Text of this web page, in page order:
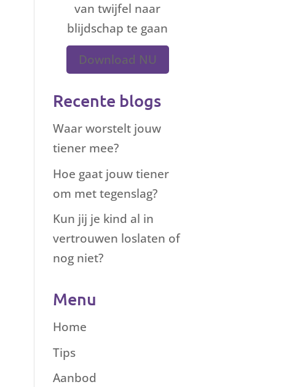
van twijfel naar
blijdschap te gaan
Download NU
Recente blogs
Waar worstelt jouw
tiener mee?
Hoe gaat jouw tiener
om met tegenslag?
Kun jij je kind al in
vertrouwen loslaten of
nog niet?
Menu
Home
Tips
Aanbod